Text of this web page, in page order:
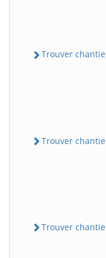
Trouver
Trouver
Trouver